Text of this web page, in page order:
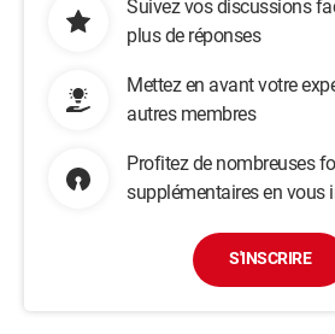
Suivez vos discussions
plus de réponses
Mettez en avant votre
autres membres
Profitez de nombreuses
supplémentaires en vous
S'INSCRIRE